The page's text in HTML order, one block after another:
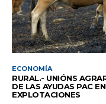
ECONOMÍA
RURAL.- UNIÓNS
DE LAS AYUDAS PAC
EXPLOTACIONES